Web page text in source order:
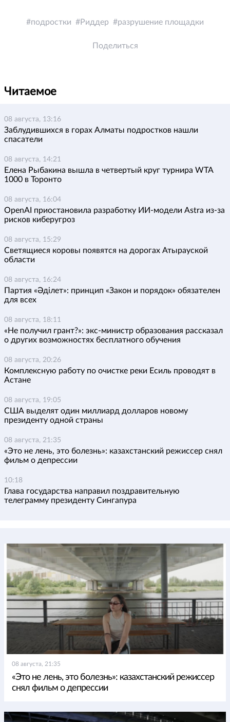
подростки Риддер разрушение площадки
Поделиться
Читаемое
08 августа, 13:16
Заблудившихся в горах Алматы подростков нашли
спасатели
08 августа, 14:21
Елена Рыбакина вышла в четвертый круг турнира WTA
1000 в Торонто
08 августа, 16:04
OpenAI приостановила разработку ИИ-модели Astra из-за
рисков киберугроз
08 августа, 15:29
Светящиеся коровы появятся на дорогах Атырауской
области
08 августа, 16:24
Партия «Әділет»: принцип «Закон и порядок» обязателен
для всех
08 августа, 18:11
«Не получил грант?»: экс-министр образования рассказал
о других возможностях бесплатного обучения
08 августа, 20:26
Комплексную работу по очистке реки Есиль проводят в
Астане
08 августа, 19:05
США выделят один миллиард долларов новому
президенту одной страны
08 августа, 21:35
«Это не лень, это болезнь»: казахстанский режиссер снял
фильм о депрессии
10:18
Глава государства направил поздравительную
телеграмму президенту Сингапура
08 августа, 21:35
«Это не лень, это болезнь»: казахстанский режиссер
снял фильм о депрессии